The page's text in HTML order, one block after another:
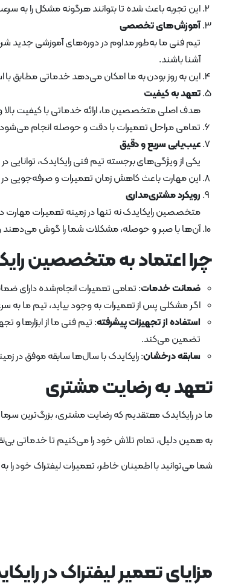
این تجربه باعث شده تا بتوانند هرگونه مشکل را به
آموزش‌های تخصصی
تیم فنی ما به‌طور مداوم در دوره‌های آموزشی جدید
آشنا باشند.
این به روز بودن به ما امکان می‌دهد خدماتی مطابق با
تعهد به کیفیت
هدف اصلی متخصصین ما، ارائه خدماتی با کیفیت
تمامی مراحل تعمیرات با دقت و حوصله انجام
عیب‌یابی سریع و دقیق
یکی از ویژگی‌های برجسته تیم فنی رایکایدک، توانایی
این مهارت باعث کاهش زمان تعمیرات و صرفه‌جویی
رویکرد مشتری‌مداری
متخصصین رایکایدک نه تنها در زمینه تعمیرات مهارت
آن‌ها با صبر و حوصله، مشکلات شما را گوش می‌دهند و
چرا اعتماد به متخصصین
ضمانت خدمات: تمامی تعمیرات انجام‌شده دارای
اگر مشکلی پس از تعمیرات به وجود بیاید، تیم ما به
استفاده از تجهیزات پیشرفته: تیم فنی ما از ابزارها
تضمین می‌کند.
سابقه درخشان: رایکایدک با سال‌ها سابقه موفق در
تعهد به رضایت مشتری
ما در رایکایدک معتقدیم که رضایت مشتری، بزرگ‌ترین
به همین دلیل، تمام تلاش خود را می‌کنیم تا خدماتی
شما می‌توانید با اطمینان خاطر، تعمیرات لیفتراک خود
مزایای تعمیر لیفتراک در